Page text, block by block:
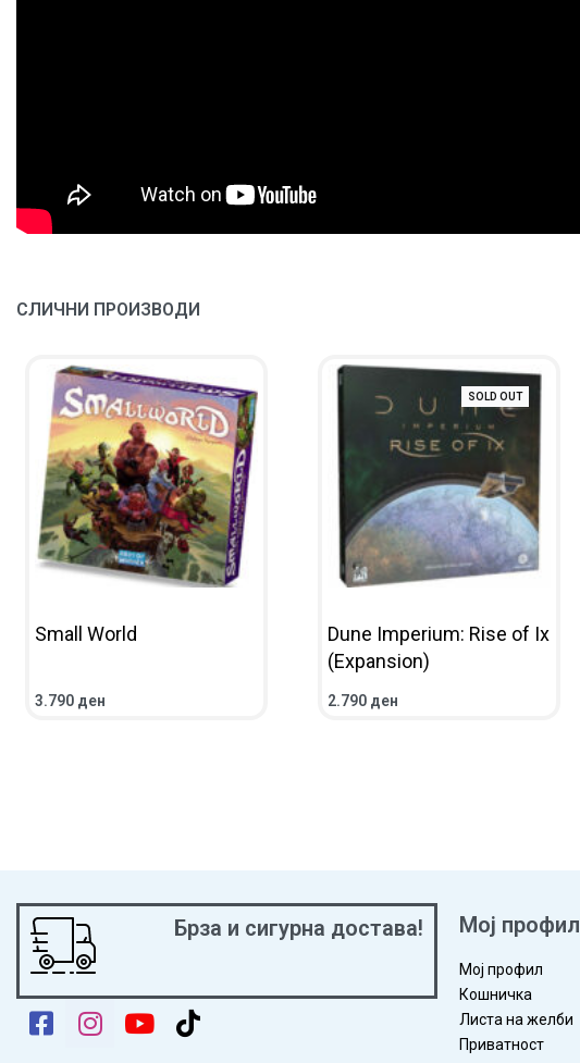
СЛИЧНИ ПРОИЗВОДИ
Small World
3.790 ден
SOLD OUT
Dune Imperium: Rise of Ix
(Expansion)
2.790 ден
Брза и сигурна достава! Мој профил
Мој профил
Кошничка
Листа на желби
Приватност